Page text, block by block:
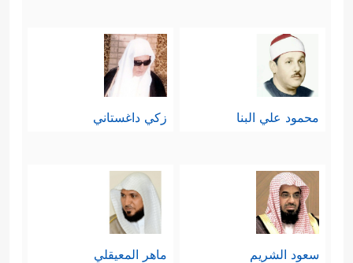
محمود علي البنا زكي داغستاني
سعود الشريم ماهر المعيقلي